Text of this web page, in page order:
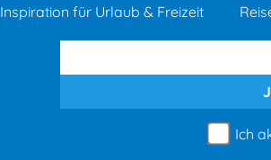
Inspiration für Urlaub & Freizeit
Ich